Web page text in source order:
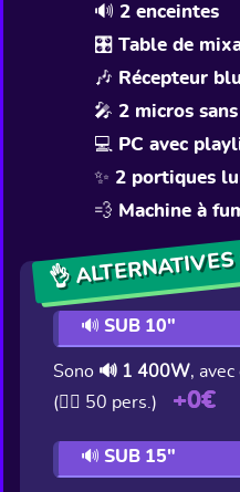
🔊 2 enceintes
🎛️ Table de
🎶 Récepteur
🎤 2 micros
💻 PC avec
✨ 2 portiques
💨 Machine à
👌
🔊 SUB 10"
Sono 🔊 1 400W, avec
(👯‍♂️ 50 pers.)
+0€
🔊 SUB 15"